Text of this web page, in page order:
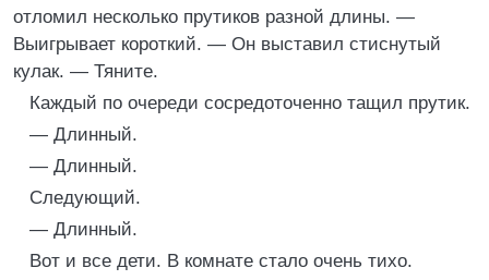
отломил несколько прутиков разной длины. —
Выигрывает короткий. — Он выставил стиснутый
кулак. — Тяните.
Каждый по очереди сосредоточенно тащил прутик.
— Длинный.
— Длинный.
Следующий.
— Длинный.
Вот и все дети. В комнате стало очень тихо.